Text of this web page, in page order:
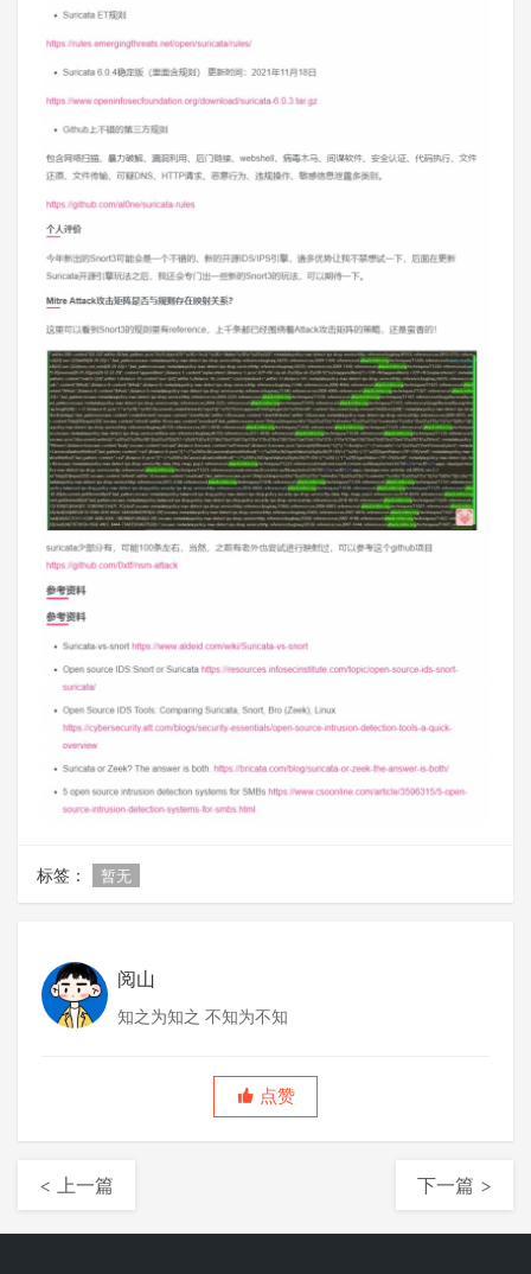
标签： 暂无
阅山
知之为知之 不知为不知
点赞
< 上一篇 下一篇 >